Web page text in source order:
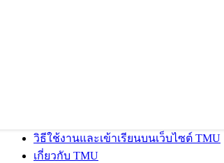
วิธีใช้งานและเข้าเรียนบนเว็บไซต์ TMU
เกี่ยวกับ TMU